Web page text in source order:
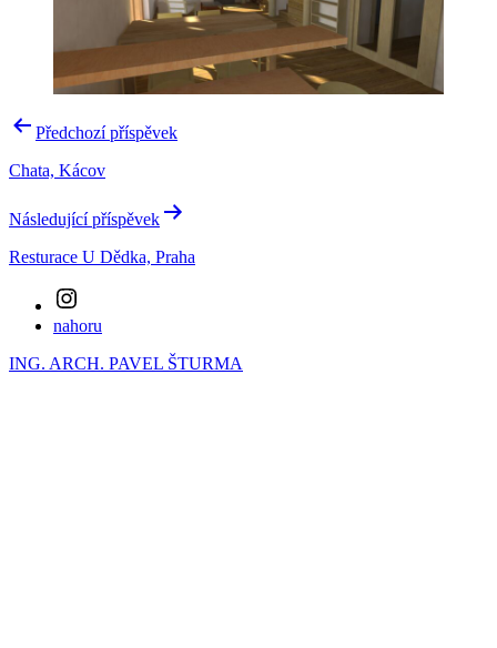
Navigace
příspěvek
Předchozí příspěvek
Chata, Kácov
Následující příspěvek
Resturace U Dědka, Praha
nahoru
ING. ARCH. PAVEL ŠTURMA